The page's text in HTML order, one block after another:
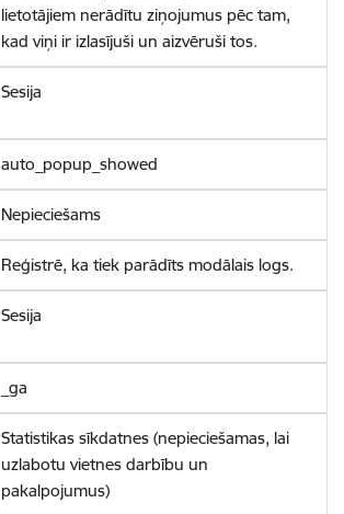
lietotājiem nerādītu ziņojumus pēc tam,
kad viņi ir izlasījuši un aizvēruši tos.
Sesija
auto_popup_showed
Nepieciešams
Reģistrē, ka tiek parādīts modālais logs.
Sesija
_ga
Statistikas sīkdatnes (nepieciešamas, lai
uzlabotu vietnes darbību un
pakalpojumus)